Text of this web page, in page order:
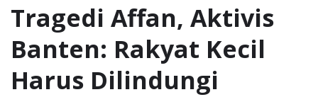
Tragedi Affan, Aktivis
Banten: Rakyat Kecil
Harus Dilindungi